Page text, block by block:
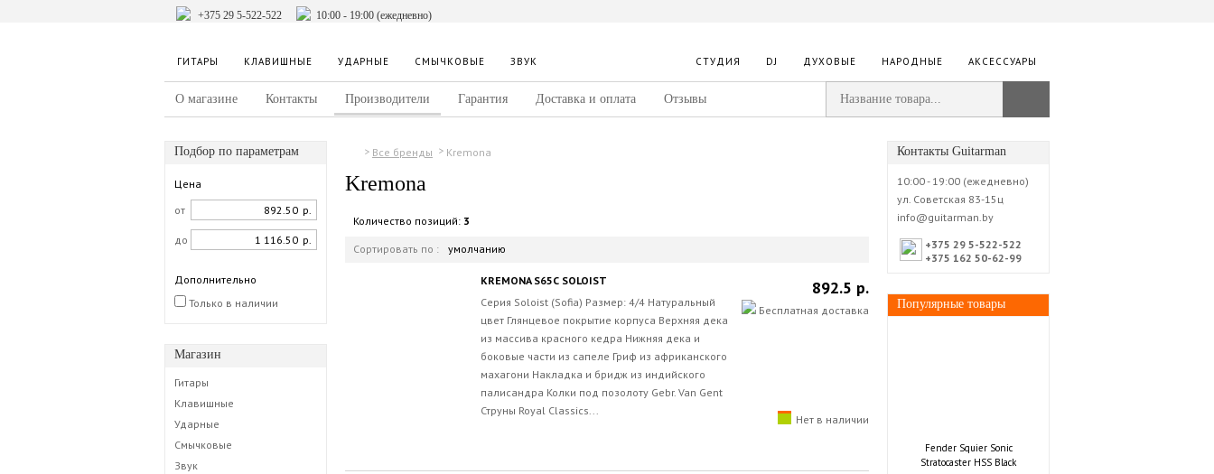
+375 29 5-522-522 10:00 - 19:00 (ежедневно)
ГИТАРЫ КЛАВИШНЫЕ УДАРНЫЕ СМЫЧКОВЫЕ ЗВУК СТУДИЯ DJ ДУХОВЫЕ НАРОДНЫЕ АКСЕССУАРЫ
О магазине Контакты Производители Гарантия Доставка и оплата Отзывы
Подбор по параметрам
Цена
от
р.
до р.
Дополнительно
Только в наличии
Магазин
Гитары
Клавишные
Ударные
Смычковые
Звук
Все бренды Kremona
Kremona
Количество позиций: 3
Сортировать по : умолчанию
KREMONA S65C SOLOIST
Серия Soloist (Sofia) Размер: 4/4 Натуральный
цвет Глянцевое покрытие корпуса Верхняя дека
из массива красного кедра Нижняя дека и
боковые части из сапеле Гриф из африканского
махагони Накладка и бридж из индийского
палисандра Колки под позолоту Gebr. Van Gent
Струны Royal Classics...
892.5 р.
Бесплатная доставка
Нет в наличии
Контакты Guitarman
10:00 - 19:00 (ежедневно)
ул. Советская 83-15ц
info@guitarman.by
+375 29 5-522-522
+375 162 50-62-99
Популярные товары
Fender Squier Sonic
Stratocaster HSS Black